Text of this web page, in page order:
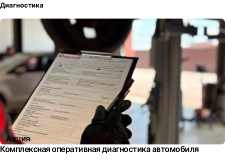
Диагностика
Акция
Комплексная оперативная диагностика автомобиля